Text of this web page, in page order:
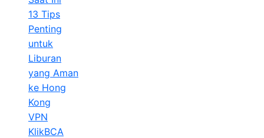
13 Tips
Penting
untuk
Liburan
yang Aman
ke Hong
Kong
VPN
KlikBCA